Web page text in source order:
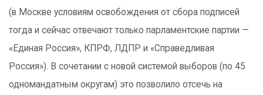
(в Москве условиям освобождения от сбора подписей
тогда и сейчас отвечают только парламентские партии —
«Единая Россия», КПРФ, ЛДПР и «Справедливая
Россия»). В сочетании с новой системой выборов (по 45
одномандатным округам) это позволило отсечь на